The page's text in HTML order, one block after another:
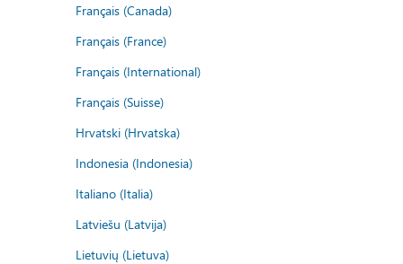
Français (Canada)
Français (France)
Français (International)
Français (Suisse)
Hrvatski (Hrvatska)
Indonesia (Indonesia)
Italiano (Italia)
Latviešu (Latvija)
Lietuvių (Lietuva)